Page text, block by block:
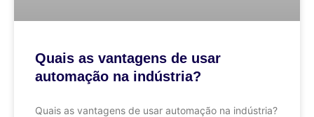
Quais as vantagens de usar
automação na indústria?
Quais as vantagens de usar automação na indústria?